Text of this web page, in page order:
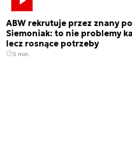
ABW rekrutuje przez znany
Siemoniak: to nie problemy
lecz rosnące potrzeby
3 min.